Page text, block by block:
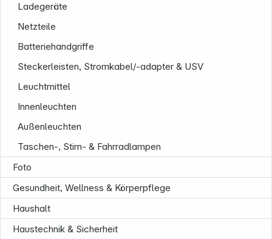
Ladegeräte
Netzteile
Batteriehandgriffe
Steckerleisten, Stromkabel/-adapter & USV
Leuchtmittel
Innenleuchten
Außenleuchten
Taschen-, Stirn- & Fahrradlampen
Foto
Gesundheit, Wellness & Körperpflege
Haushalt
Haustechnik & Sicherheit
Unternehmen